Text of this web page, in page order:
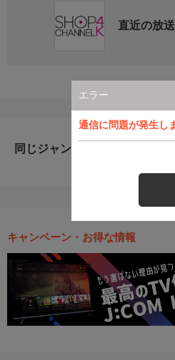
エラー
通信に問題が発生し
直近の放
同じジャンルのおすすめ番組
キャンペーン・お得な情報